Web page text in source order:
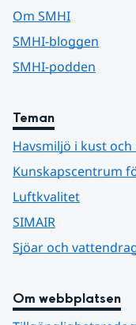
Om SMHI
SMHI-bloggen
SMHI-podden
Teman
Havsmiljö i kust och
Kunskapscentrum
Luftkvalitet
SIMAIR
Sjöar och
Om webbplatsen